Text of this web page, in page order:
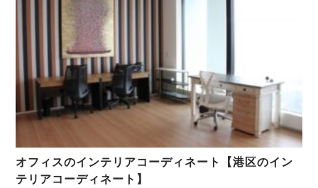
オフィスのインテリアコーディネート【港区のイン
テリアコーディネート】